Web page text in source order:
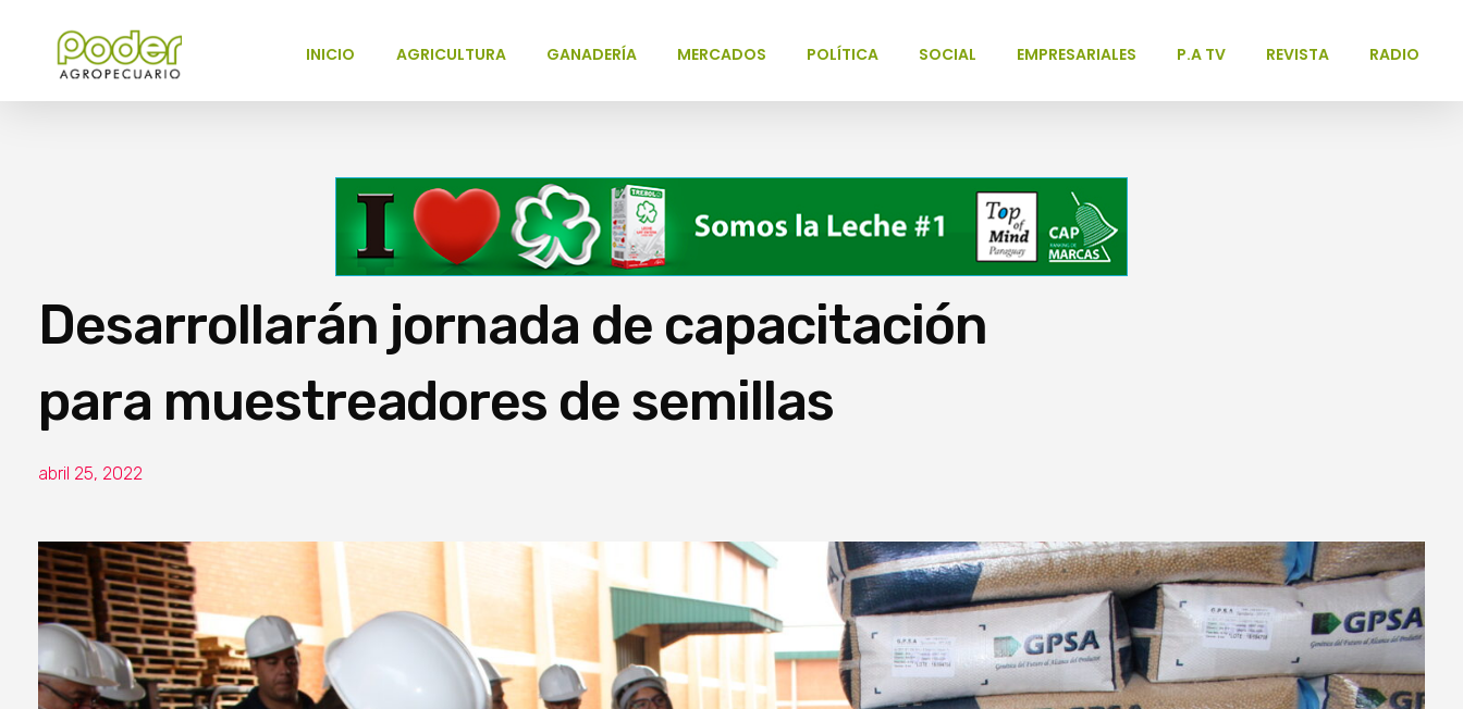
INICIO AGRICULTURA GANADERÍA MERCADOS POLÍTICA SOCIAL EMPRESARIALES P.A TV REVISTA RADIO
Desarrollarán jornada de capacitación
para muestreadores de semillas
abril 25, 2022